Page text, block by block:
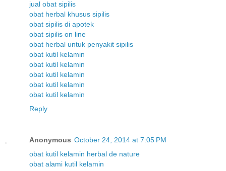
jual obat sipilis
obat herbal khusus sipilis
obat sipilis di apotek
obat sipilis on line
obat herbal untuk penyakit sipilis
obat kutil kelamin
obat kutil kelamin
obat kutil kelamin
obat kutil kelamin
obat kutil kelamin
Reply
Anonymous October 24, 2014 at 7:05 PM
obat kutil kelamin herbal de nature
obat alami kutil kelamin